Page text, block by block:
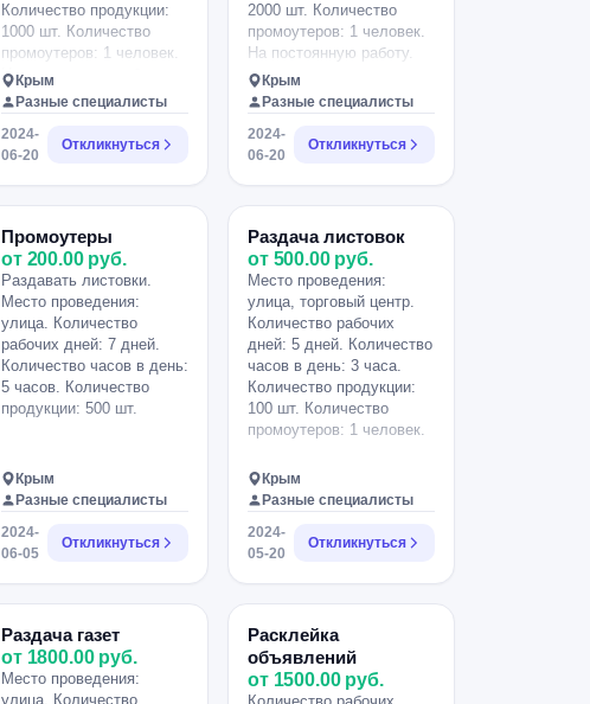
Количество продукции:
1000 шт. Количество
промоутеров: 1 человек.
На постоянную работу.
Крым
Разные специалисты
2024-
06-20
Откликнуться
2000 шт. Количество
промоутеров: 1 человек.
На постоянную работу.
Крым
Разные специалисты
2024-
06-20
Откликнуться
Промоутеры
от 200.00 руб.
Раздавать листовки.
Место проведения:
улица. Количество
рабочих дней: 7 дней.
Количество часов в день:
5 часов. Количество
продукции: 500 шт.
Крым
Разные специалисты
2024-
06-05
Откликнуться
Раздача листовок
от 500.00 руб.
Место проведения:
улица, торговый центр.
Количество рабочих
дней: 5 дней. Количество
часов в день: 3 часа.
Количество продукции:
100 шт. Количество
промоутеров: 1 человек.
Крым
Разные специалисты
2024-
05-20
Откликнуться
Раздача газет
от 1800.00 руб.
Место проведения:
улица. Количество
Расклейка
объявлений
от 1500.00 руб.